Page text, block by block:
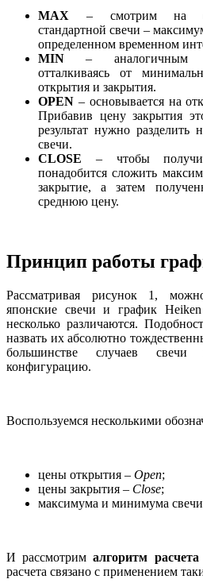
MAX – смотрим на
стандартной свечи –
определенном временном
MIN – аналогичным
отталкиваясь от
открытия и закрытия.
OPEN – основывается на
Прибавив цену закрытия
результат нужно
свечи.
CLOSE – чтобы
понадобится сложить
закрытие, а затем
среднюю цену.
Принцип работы
Рассматривая рисунок 1,
японские свечи и график
несколько различаются.
назвать их абсолютно
большинстве случаев
конфигурацию.
Воспользуемся несколькими
цены открытия – Open;
цены закрытия – Close;
максимума и минимума
И рассмотрималгоритм
расчета связано с применением